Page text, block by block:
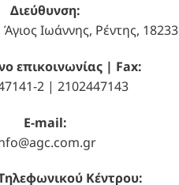
Διεύθυνση:
Ιωάννης, Ρέντης, 18233
επικοινωνίας | Fax:
2 | 2102447143
E-mail:
Κέντρου: